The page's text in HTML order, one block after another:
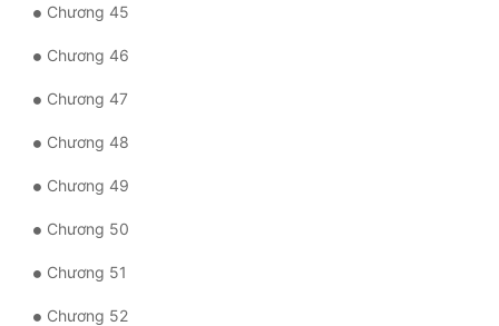
Chương 45
Chương 46
Chương 47
Chương 48
Chương 49
Chương 50
Chương 51
Chương 52